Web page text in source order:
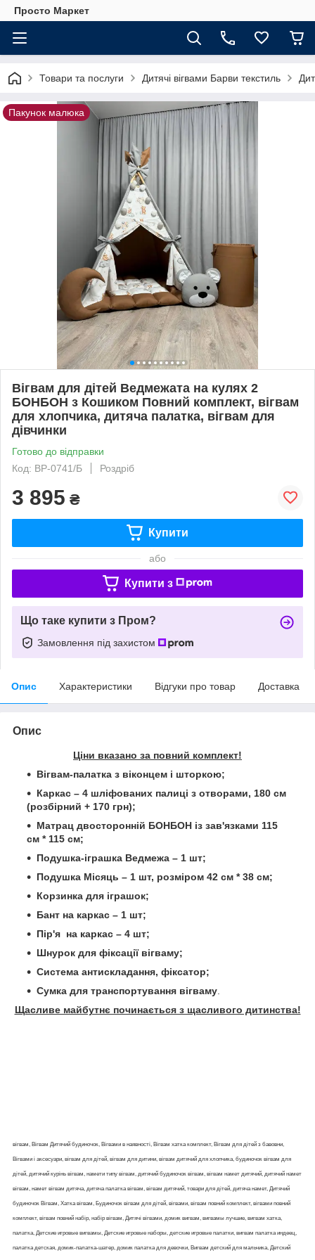
Просто Маркет
Товари та послуги Дитячі вігвами Барви текстиль
Пакунок малюка
Вігвам для дітей Ведмежата на кулях 2
БОНБОН з Кошиком Повний комплект, вігвам
для хлопчика, дитяча палатка, вігвам для
дівчинки
Готово до відправки
Код: ВР-0741/Б
Роздріб
3 895 ₴
Купити
або
Купити з
Що таке купити з Пром?
Замовлення під захистом
Опис Характеристики Відгуки про товар Доставка
Опис
Ціни вказано за повний комплект!
Вігвам-палатка з віконцем і шторкою;
Каркас – 4 шліфованих палиці з отворами, 180 см
(розбірний + 170 грн);
Матрац двосторонній БОНБОН із зав'язками 115
см * 115 см;
Подушка-іграшка Ведмежа – 1 шт;
Подушка Місяць – 1 шт, розміром 42 см * 38 см;
Корзинка для іграшок;
Бант на каркас – 1 шт;
Пір'я на каркас – 4 шт;
Шнурок для фіксації вігваму;
Система антискладання, фіксатор;
Сумка для транспортування вігваму
Щасливе майбутнє починається з щасливого дитинства!
вігвам, Вігвам Дитячий будиночок, Вігвами в наявності, Вігвам хатка комплект, Вігвам для дітей з бавовни,
Вігвами і аксесуари, вігвам для дітей, вігвам для дитини, вігвам дитячий для хлопчика, будиночок вігвам для
дітей, дитячий курінь вігвам, намети типу вігвам, дитячий будиночок вігвам, вігвам намет дитячий, дитячий намет
вігвам, намет вігвам дитяча, дитяча палатка вігвам, вігвам дитячий, товари для дітей, дитяча намет, Дитячий
будиночок Вігвам, Хатка вігвам, Будиночок вігвам для дітей, вігвами, вігвам повний комплект, вігвами повний
комплект, вігвам повний набір, набір вігвам, Дитячі вігвами, домик вигвам, вигвамы лучшие, вигвам хатка,
палатка, Детские игровые вигвамы, Детские игровые наборы, детские игровые палатки, вигвам палатка индеец,
палатка детская, домик-палатка-шатер, домик палатка для девочки, Вигвам детский для мальчика, Детский